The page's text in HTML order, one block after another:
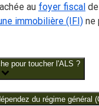
au foyer fiscal
immobilière (IFI) ne
pour toucher l'ALS ?
du régime général